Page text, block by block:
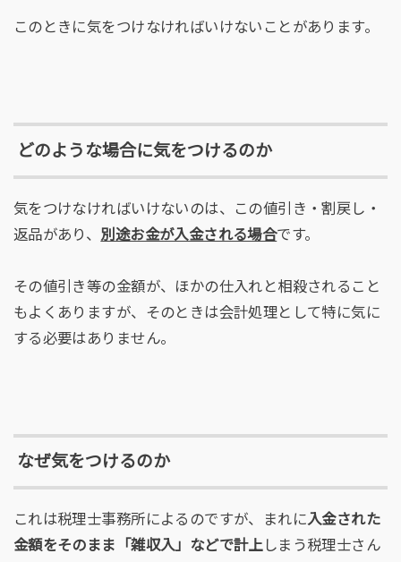
このときに気をつけなければいけないことがあります。
どのような場合に気をつけるのか
気をつけなければいけないのは、この値引き・割戻し・
返品があり、 別途お金が入金される場合です。
その値引き等の金額が、ほかの仕入れと相殺されること
もよくありますが、そのときは会計処理として特に気に
する必要はありません。
なぜ気をつけるのか
これは税理士事務所によるのですが、まれに入金された
金額をそのまま「雑収入」などで計上しまう税理士さん